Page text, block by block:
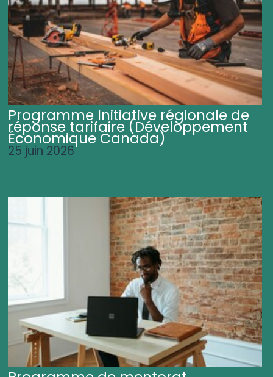
Programme Initiative régionale de
réponse tarifaire (Développement
Économique Canada)
25 juin 2026